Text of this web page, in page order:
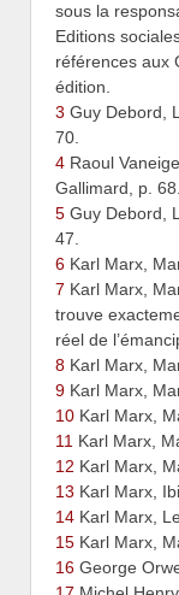
sous la
Editions
références aux
édition.
3 Guy Debord,
70.
4 Raoul
Gallimard, p. 68.
5 Guy Debord,
47.
6 Karl Marx,
7 Karl Marx,
trouve
réel de
8 Karl Marx,
9 Karl Marx,
10 Karl Marx,
11 Karl Marx,
12 Karl Marx,
13 Karl Marx,
14 Karl Marx,
15 Karl Marx,
16 George